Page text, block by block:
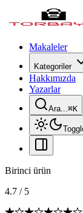
Makaleler
Kategoriler
Hakkımızda
Yazarlar
Ara...⌘K
Birinci ürün
4.7 / 5